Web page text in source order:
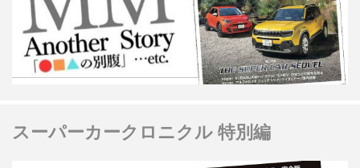
スーパーカークロニクル 特別編